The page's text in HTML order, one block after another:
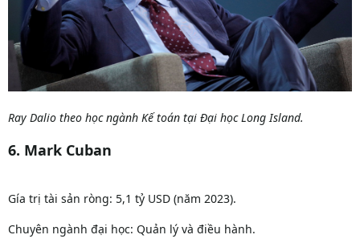
Ray Dalio theo học ngành Kế toán tại Đại học Long Island.
6. Mark Cuban
Gía trị tài sản ròng: 5,1 tỷ USD (năm 2023).
Chuyên ngành đại học: Quản lý và điều hành.